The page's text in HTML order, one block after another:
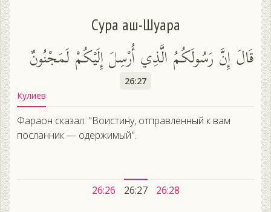
Сура аш-Шуара
قَالَ إِنَّ رَسُولَكُمُ الَّذِي أُرْسِلَ إِلَيْكُمْ لَمَجْنُونٌ
26:27
Кулиев
Фараон сказал: "Воистину, отправленный к вам
посланник — одержимый".
26:26 26:27 26:28